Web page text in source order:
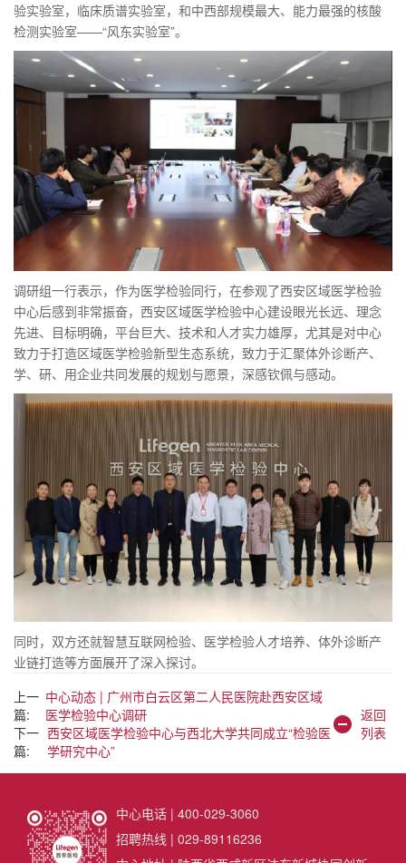
验实验室，临床质谱实验室，和中西部规模最大、能力最强的核酸
检测实验室——“风东实验室”。
调研组一行表示，作为医学检验同行，在参观了西安区域医学检验
中心后感到非常振奋，西安区域医学检验中心建设眼光长远、理念
先进、目标明确，平台巨大、技术和人才实力雄厚，尤其是对中心
致力于打造区域医学检验新型生态系统，致力于汇聚体外诊断产、
学、研、用企业共同发展的规划与愿景，深感钦佩与感动。
同时，双方还就智慧互联网检验、医学检验人才培养、体外诊断产
业链打造等方面展开了深入探讨。
上一
篇:
中心动态 | 广州市白云区第二人民医院赴西安区域
医学检验中心调研
下一
篇:
西安区域医学检验中心与西北大学共同成立“检验医
学研究中心”
返回
列表
中心电话 | 400-029-3060
招聘热线 | 029-89116236